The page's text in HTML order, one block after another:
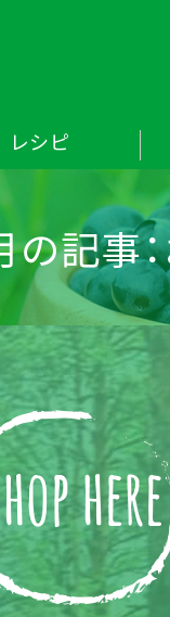
レシピ
記事